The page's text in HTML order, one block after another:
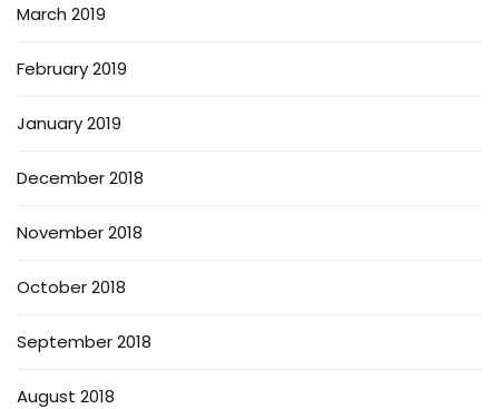
March 2019
February 2019
January 2019
December 2018
November 2018
October 2018
September 2018
August 2018